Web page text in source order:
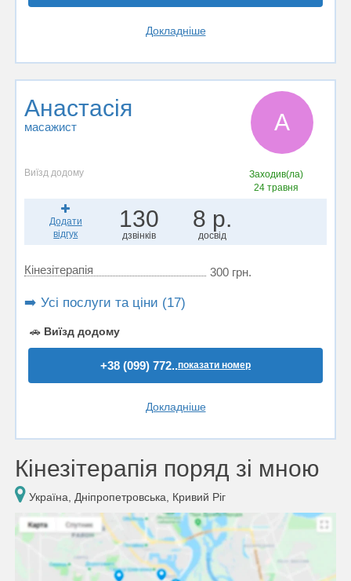
Докладніше
Анастасія
масажист А
Виїзд додому
Заходив(ла)
24 травня
Додати
відгук
130
дзвінків
8 р.
досвід
Кінезітерапія 300 грн.
➡️ Усі послуги та ціни (17)
🚗 Виїзд додому
+38 (099) 772..показати номер
Докладніше
Кінезітерапія поряд зі мною
Україна, Дніпропетровська, Кривий Ріг